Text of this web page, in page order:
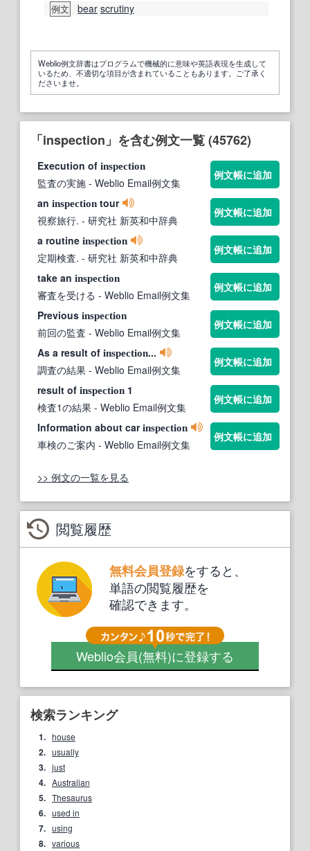
例文 bear scrutiny
Weblio例文辞書はプログラムで機械的に意味や英語表現を生成して
いるため、不適切な項目が含まれていることもあります。ご了承く
ださいませ。
「inspection」を含む例文一覧 (45762)
Execution of inspection
監査の実施 - Weblio Email例文集
例文帳に追加
an inspection tour
視察旅行. - 研究社 新英和中辞典
例文帳に追加
a routine inspection
定期検査. - 研究社 新英和中辞典
例文帳に追加
take an inspection
審査を受ける - Weblio Email例文集
例文帳に追加
Previous inspection
前回の監査 - Weblio Email例文集
例文帳に追加
As a result of inspection...
調査の結果 - Weblio Email例文集
例文帳に追加
result of inspection 1
検査1の結果 - Weblio Email例文集
例文帳に追加
Information about carinspection
車検のご案内 - Weblio Email例文集
例文帳に追加
>> 例文の一覧を見る
閲覧履歴
無料会員登録をすると、
単語の閲覧履歴を
確認できます。
Weblio会員(無料)に登録する
検索ランキング
1. house
2. usually
3. just
4. Australian
5. Thesaurus
6. used in
7. using
8. various